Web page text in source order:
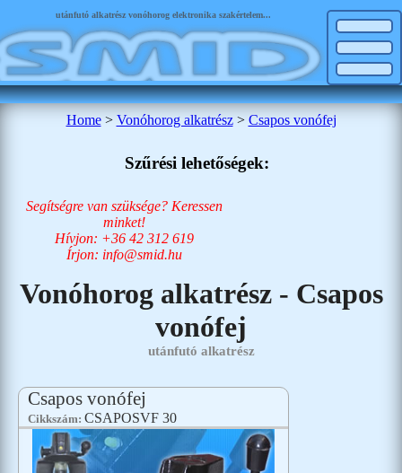
utánfutó alkatrész vonóhorog elektronika szakértelem...
Home > Vonóhorog alkatrész > Csapos vonófej
Szűrési lehetőségek:
Segítségre van szüksége? Keressen
minket!
Hívjon: +36 42 312 619
Írjon: info@smid.hu
Vonóhorog alkatrész - Csapos
vonófej
utánfutó alkatrész
Csapos vonófej
Cikkszám: CSAPOSVF 30